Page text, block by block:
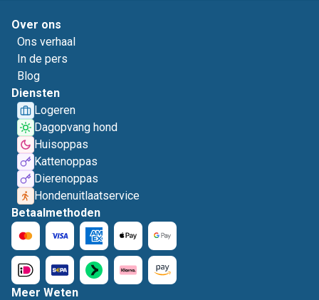
Over ons
Ons verhaal
In de pers
Blog
Diensten
Logeren
Dagopvang hond
Huisoppas
Kattenoppas
Dierenoppas
Hondenuitlaatservice
Betaalmethoden
Meer Weten